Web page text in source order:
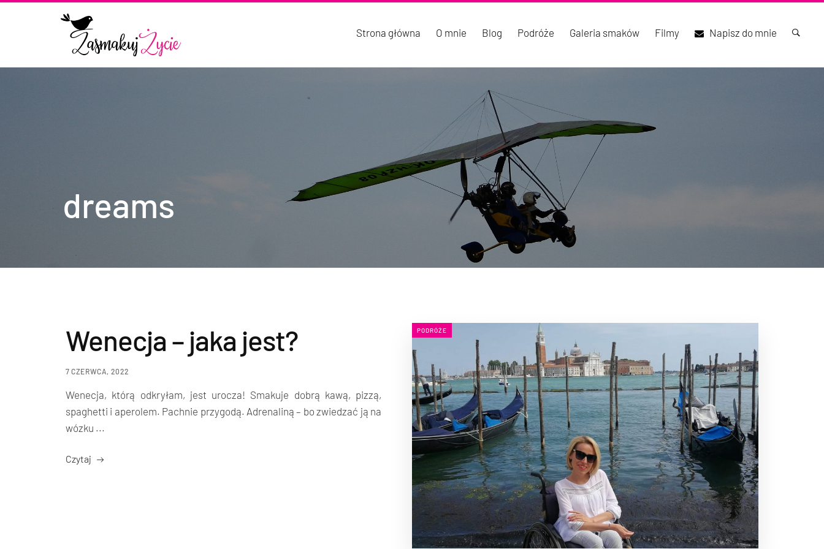
Strona główna O mnie Blog Podróże Galeria smaków Filmy Napisz do mnie
dreams
PODRÓŻE
Wenecja – jaka jest?
7 CZERWCA, 2022
Wenecja, którą odkryłam, jest urocza! Smakuje dobrą kawą, pizzą,
spaghetti i aperolem. Pachnie przygodą. Adrenaliną – bo zwiedzać ją na
wózku ...
Czytaj